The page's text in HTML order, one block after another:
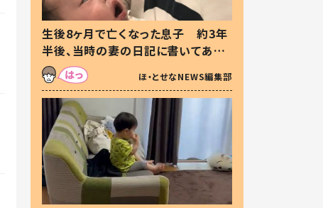
生後8ヶ月で亡くなった息子 約3年
半後、当時の妻の日記に書いてあっ
た本音とは
ほ・とせなNEWS編集部